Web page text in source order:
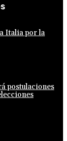
Italia por la
postulaciones